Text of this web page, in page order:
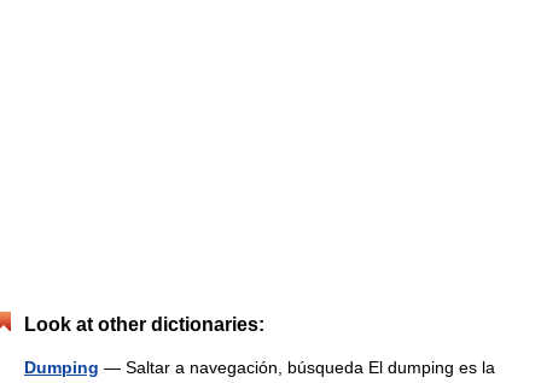
Look at other dictionaries:
Dumping — Saltar a navegación, búsqueda El dumping es la